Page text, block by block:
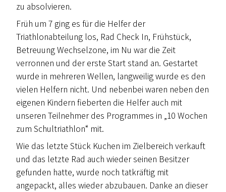
zu absolvieren.
Früh um 7 ging es für die Helfer der
Triathlonabteilung los, Rad Check In, Frühstück,
Betreuung Wechselzone, im Nu war die Zeit
verronnen und der erste Start stand an. Gestartet
wurde in mehreren Wellen, langweilig wurde es den
vielen Helfern nicht. Und nebenbei waren neben den
eigenen Kindern fieberten die Helfer auch mit
unseren Teilnehmer des Programmes in „10 Wochen
zum Schultriathlon“ mit.
Wie das letzte Stück Kuchen im Zielbereich verkauft
und das letzte Rad auch wieder seinen Besitzer
gefunden hatte, wurde noch tatkräftig mit
angepackt, alles wieder abzubauen. Danke an dieser